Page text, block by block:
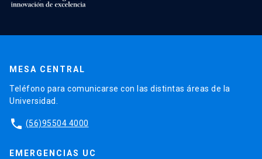
MESA CENTRAL
Teléfono para comunicarse con las distintas áreas de la
Universidad.
phone (56)95504 4000
EMERGENCIAS UC